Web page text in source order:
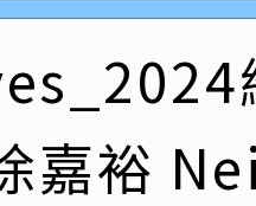
市科展 國
王老師、
年二班張O
賽國小朗讀
加桃園市中
嘉裕